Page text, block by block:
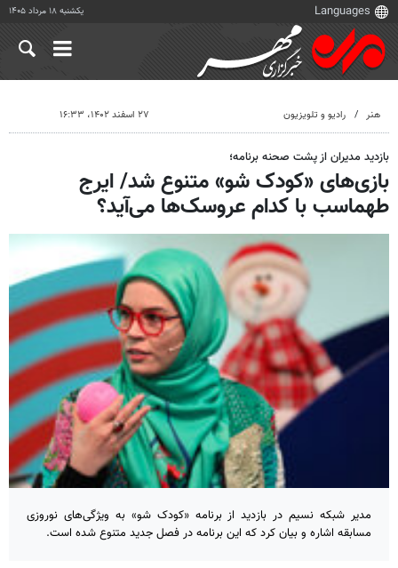
یکشنبه ۱۸ مرداد ۱۴۰۵
هنر رادیو و تلویزیون ۲۷ اسفند ۱۴۰۲، ۱۶:۳۳
بازدید مدیران از پشت صحنه برنامه؛
بازی‌های «کودک شو» متنوع شد/ ایرج
طهماسب با کدام عروسک‌ها می‌آید؟
مدیر شبکه نسیم در بازدید از برنامه «کودک شو» به ویژگی‌های نوروزی
مسابقه اشاره و بیان کرد که این برنامه در فصل جدید متنوع شده است.